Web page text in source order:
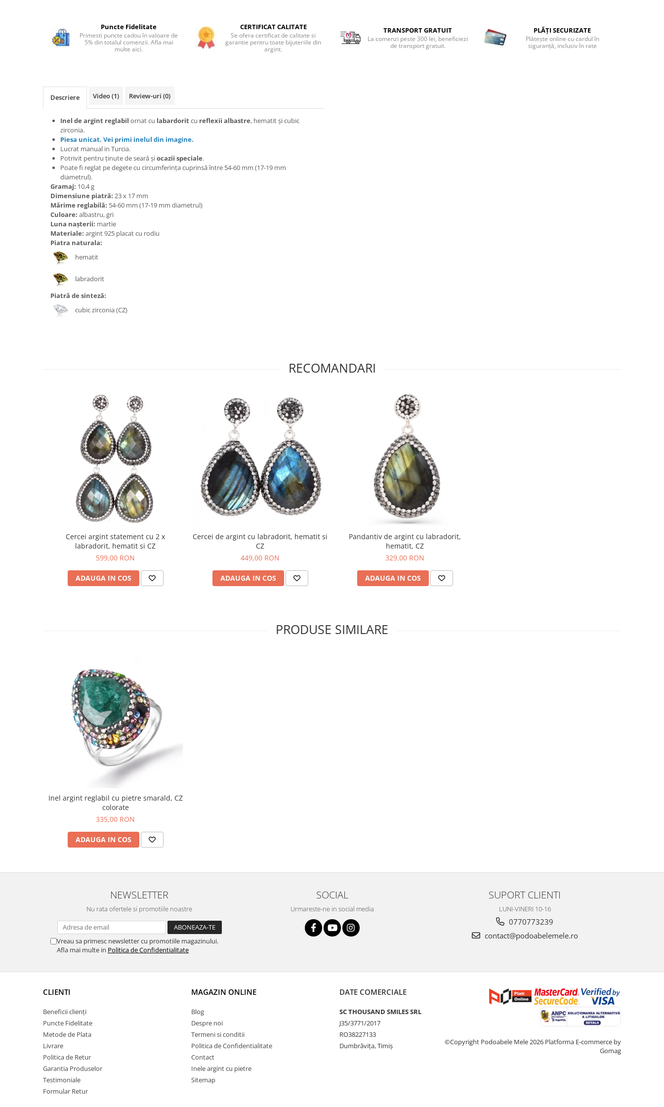
Bijuterii peridot
Bijuterii piatra soarelui
Bijuterii rodocrozit
Bijuterii sidef si abalone
Bijuterii smarald
Bijuterii spinel
Bijuterii tanzanit
Bijuterii topaz
Bijuterii turcoaz
Bijuterii turmaline
Puncte Fidelitate
Primesti puncte cadou în valoare de
5% din totalul comenzii. Afla mai
multe aici.
CERTIFICAT CALITATE
Se ofera certificat de calitate si
garantie pentru toate bijuteriile din
argint.
TRANSPORT GRATUIT
La comenzi peste 300 lei, beneficiezi
de transport gratuit.
PLĂȚI SECURIZATE
Plătește online cu cardul în
siguranță, inclusiv în rate
Descriere Video(1) Review-uri (0)
Inel de argint reglabil ornat cu labardoritcu reflexii albastre, hematit și cubic
zirconia.
Piesa unicat. Vei primi inelul din imagine.
Lucrat manual in Turcia.
Potrivit pentru ținute de seară șiocazii speciale.
Poate fi reglat pe degete cu circumferința cuprinsă între 54-60 mm (17-19 mm
diametrul).
Gramaj: 10,4 g
Dimensiune piatră: 23 x 17 mm
Mărime reglabilă: 54-60 mm (17-19 mm diametrul)
Culoare: albastru, gri
Luna nașterii: martie
Materiale: argint 925 placat cu rodiu
Piatra naturala:
hematit
labradorit
Piatră de sinteză:
cubic zirconia (CZ)
RECOMANDARI
Cercei argint statement cu 2 x
labradorit, hematit si CZ
599,00 RON
ADAUGA IN COS
Cercei de argint cu labradorit, hematit si
CZ
449,00 RON
ADAUGA IN COS
Pandantiv de argint cu labradorit,
hematit, CZ
329,00 RON
ADAUGA IN COS
PRODUSE SIMILARE
Inel argint reglabil cu pietre smarald, CZ
colorate
335,00 RON
ADAUGA IN COS
NEWSLETTER
Nu rata ofertele si promotiile noastre
Vreau sa primesc newsletter cu promotiile magazinului.
Afla mai multe in Politica de Confidentialitate
SOCIAL
Urmareste-ne in social media
SUPORT CLIENTI
LUNI-VINERI 10-16
0770773239
contact@podoabelemele.ro
CLIENTI
Beneficii clienți
Puncte Fidelitate
Metode de Plata
Livrare
Politica de Retur
Garantia Produselor
Testimoniale
Formular Retur
MAGAZIN ONLINE
Blog
Despre noi
Termeni si conditii
Politica de Confidentialitate
Contact
Inele argint cu pietre
Sitemap
DATE COMERCIALE
SC THOUSAND SMILES SRL
J35/3771/2017
RO38227133
Dumbrăvița, Timiș
©Copyright Podoabele Mele 2026 Platforma E-commerce by
Gomag